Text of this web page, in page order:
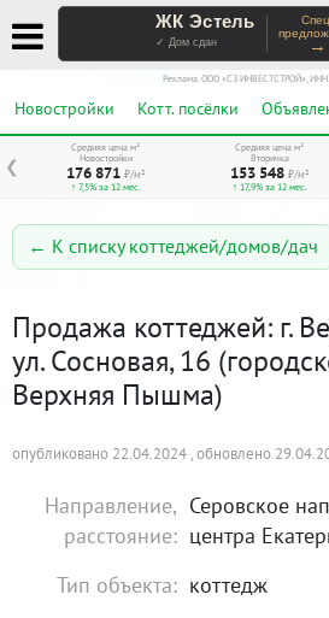
ЖК Эстель
✓ Дом сдан →
Реклама. ООО «СЗ ИНВЕСТСТРОЙ», ИНН
Новостройки Котт. посёлки
❮
Средняя цена м²
Новостройки
176 871 ₽/м²
↑ 7,5% за 12 мес.
Средняя цена м²
Вторичка
153 548 ₽/м²
↑ 17,9% за 12 мес.
← К списку коттеджей/домов/дач
Продажа коттеджей: г.
ул. Сосновая, 16
Верхняя Пышма)
опубликовано 22.04.2024 , обновлено
Направление,
расстояние:
Серовское
центра
Тип объекта: коттедж